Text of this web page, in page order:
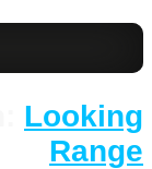
Looking
Range